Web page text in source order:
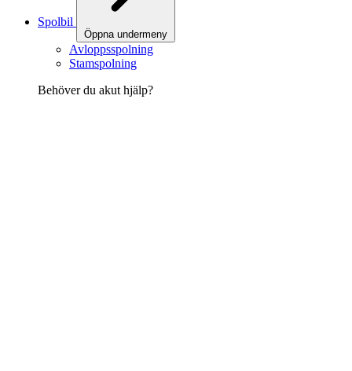
Spolbil
Öppna undermeny
Avloppsspolning
Stamspolning
Behöver du akut hjälp?